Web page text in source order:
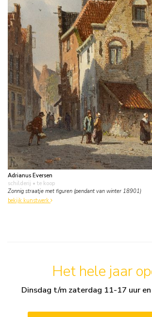
Adrianus Eversen
schilderij • te koop
Zonnig straatje met figuren (pendant van winter 18901)
bekijk kunstwerk
Het hele jaar
Dinsdag t/m zaterdag 11-17 uur